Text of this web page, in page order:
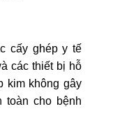
cấy ghép y tế
các thiết bị hỗ
kim không gây
toàn cho bệnh